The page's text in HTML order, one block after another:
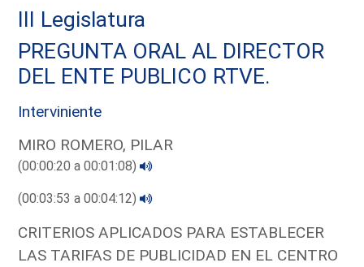
III Legislatura
PREGUNTA ORAL AL DIRECTOR
DEL ENTE PUBLICO RTVE.
Interviniente
MIRO ROMERO, PILAR
(00:00:20 a 00:01:08)
(00:03:53 a 00:04:12)
CRITERIOS APLICADOS PARA ESTABLECER
LAS TARIFAS DE PUBLICIDAD EN EL CENTRO